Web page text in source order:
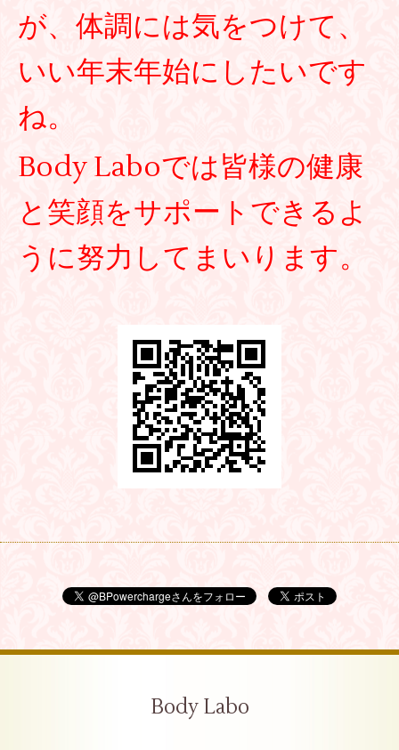
が、体調には気をつけて、
いい年末年始にしたいです
ね。
Body Laboでは皆様の健康
と笑顔をサポートできるよ
うに努力してまいります。
Body Labo